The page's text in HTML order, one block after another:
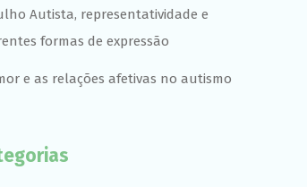
Autista, representatividade e
formas de expressão
e as relações afetivas no autismo